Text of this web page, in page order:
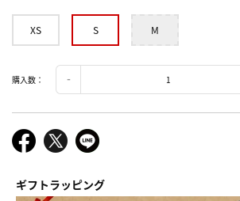
XS S M
購入数：
ギフトラッピング